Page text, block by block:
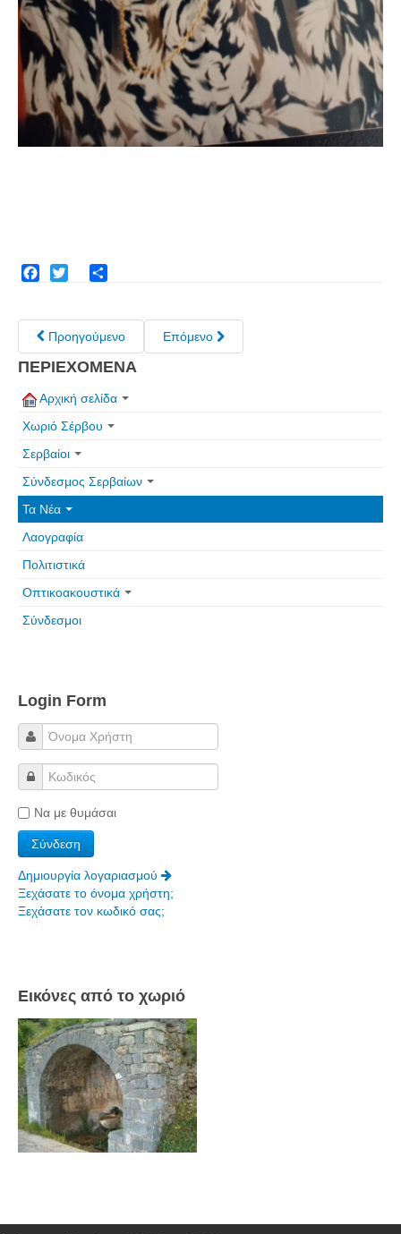
Πετρόκτιστα Σπίτια - Εκκλησίες
Πανοραμικές φωτογραφίες
Σύνδεσμοι
Προηγούμενο Επόμενο
ΠΕΡΙΕΧΟΜΕΝΑ
Αρχική σελίδα
Χωριό Σέρβου
Σερβαίοι
Σύνδεσμος Σερβαίων
Τα Νέα
Λαογραφία
Πολιτιστικά
Οπτικοακουστικά
Σύνδεσμοι
Login Form
Να με θυμάσαι
Δημιουργία λογαριασμού
Ξεχάσατε το όνομα χρήστη;
Ξεχάσατε τον κωδικό σας;
Εικόνες από το χωριό